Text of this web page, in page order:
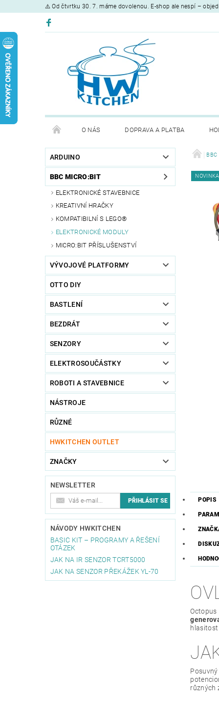
⚠️ Od čtvrtku 30. 7. máme dovolenou. E-shop ale nespí –
O NÁS DOPRAVA A PLATBA
ARDUINO
BBC MICRO:BIT
ELEKTRONICKÉ STAVEBNICE
KREATIVNÍ HRAČKY
KOMPATIBILNÍ S LEGO®
ELEKTRONICKÉ MODULY
MICRO:BIT PŘÍSLUŠENSTVÍ
VÝVOJOVÉ PLATFORMY
OTTO DIY
BASTLENÍ
BEZDRÁT
SENZORY
ELEKTROSOUČÁSTKY
ROBOTI A STAVEBNICE
NÁSTROJE
RŮZNÉ
HWKITCHEN OUTLET
ZNAČKY
NEWSLETTER
NÁVODY HWKITCHEN
BASIC KIT – PROGRAMY A ŘEŠENÍ
OTÁZEK
JAK NA IR SENZOR TCRT5000
JAK NA SENZOR PŘEKÁŽEK YL-70
NOVINKA
POPIS
různých